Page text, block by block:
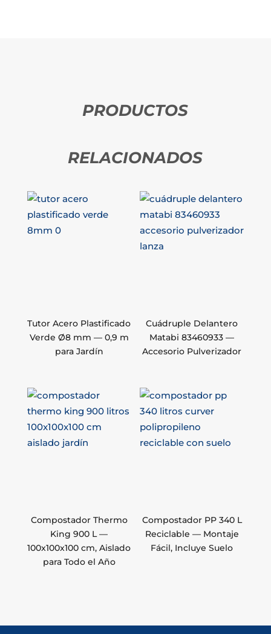
PRODUCTOS
RELACIONADOS
Tutor Acero Plastificado
Verde Ø8 mm — 0,9 m
para Jardín
Cuádruple Delantero
Matabi 83460933 —
Accesorio Pulverizador
Compostador Thermo
King 900 L —
100x100x100 cm, Aislado
para Todo el Año
Compostador PP 340 L
Reciclable — Montaje
Fácil, Incluye Suelo